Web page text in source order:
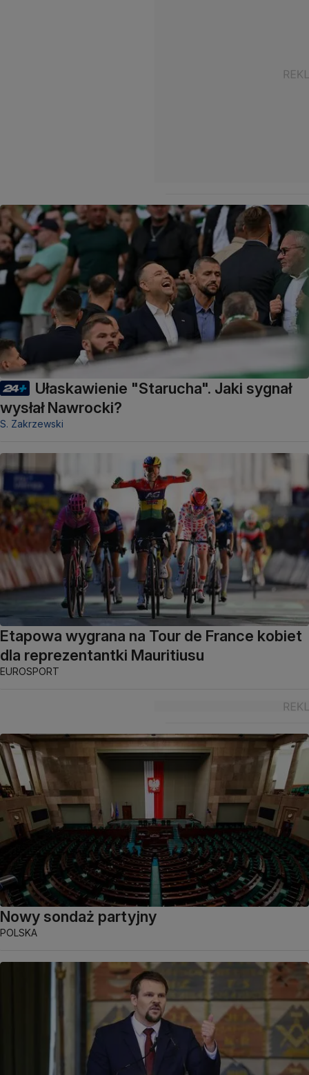
Ułaskawienie "Starucha". Jaki sygnał
wysłał Nawrocki?
S. Zakrzewski
Etapowa wygrana na Tour de France kobiet
dla reprezentantki Mauritiusu
EUROSPORT
Nowy sondaż partyjny
POLSKA